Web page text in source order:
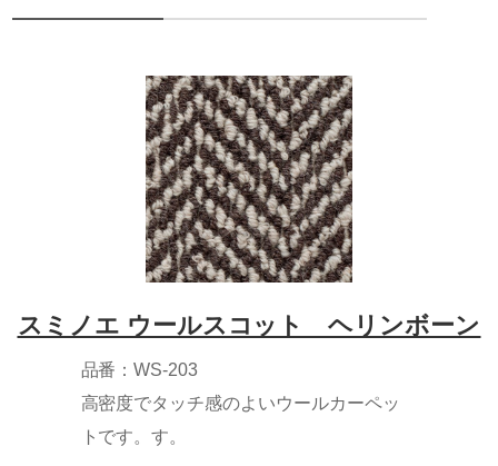
スミノエ ウールスコット ヘリンボーン
品番：WS-203
高密度でタッチ感のよいウールカーペッ
トです。す。